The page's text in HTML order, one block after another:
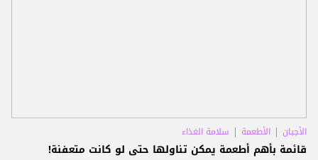
الأجبان الأطعمة سلامة الغذاء
قائمة بأهم أطعمة يمكن تناولها حتى لو كانت متعفنة!